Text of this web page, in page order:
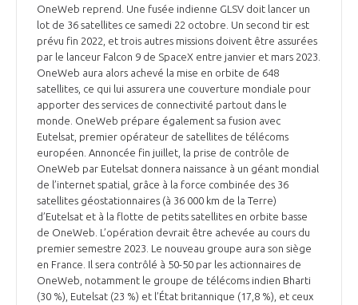
OneWeb reprend. Une fusée indienne GLSV doit lancer un
lot de 36 satellites ce samedi 22 octobre. Un second tir est
prévu fin 2022, et trois autres missions doivent être assurées
par le lanceur Falcon 9 de SpaceX entre janvier et mars 2023.
OneWeb aura alors achevé la mise en orbite de 648
satellites, ce qui lui assurera une couverture mondiale pour
apporter des services de connectivité partout dans le
monde. OneWeb prépare également sa fusion avec
Eutelsat, premier opérateur de satellites de télécoms
européen. Annoncée fin juillet, la prise de contrôle de
OneWeb par Eutelsat donnera naissance à un géant mondial
de l’internet spatial, grâce à la force combinée des 36
satellites géostationnaires (à 36 000 km de la Terre)
d’Eutelsat et à la flotte de petits satellites en orbite basse
de OneWeb. L’opération devrait être achevée au cours du
premier semestre 2023. Le nouveau groupe aura son siège
en France. Il sera contrôlé à 50-50 par les actionnaires de
OneWeb, notamment le groupe de télécoms indien Bharti
(30 %), Eutelsat (23 %) et l’État britannique (17,8 %), et ceux